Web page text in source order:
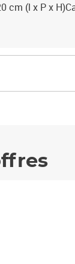
cm (l x P x